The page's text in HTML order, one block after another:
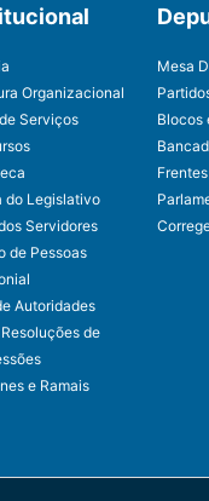
Organizacional
Serviços
do Legislativo
Servidores
de Pessoas
Autoridades
de
e Ramais
Mesa
Blocos
Frentes